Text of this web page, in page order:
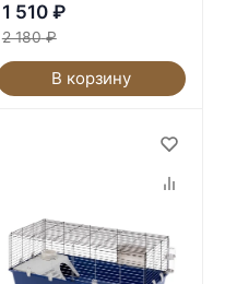
1 510 ₽
2 180 ₽
В корзину